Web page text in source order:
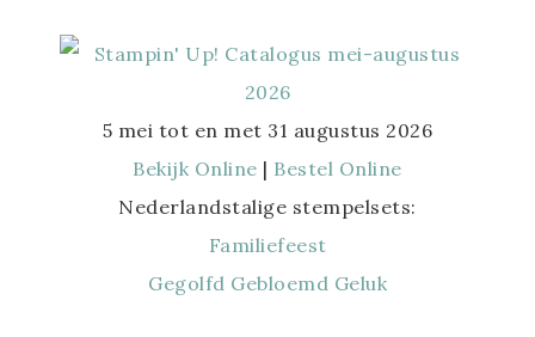
5 mei tot en met 31 augustus 2026
Bekijk Online | Bestel Online
Nederlandstalige stempelsets:
Familiefeest
Gegolfd Gebloemd Geluk